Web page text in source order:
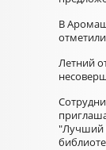
В
Летний
"Лучший